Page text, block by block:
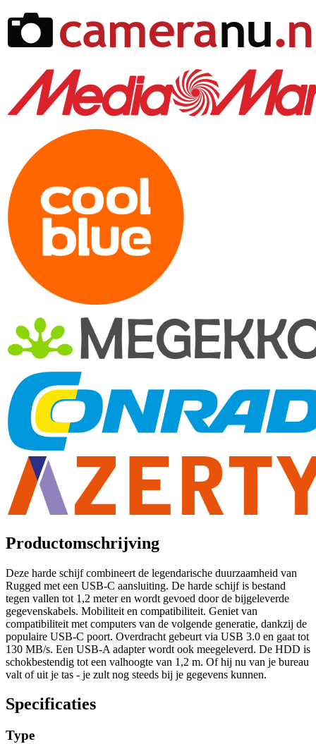
Productomschrijving
Deze harde schijf combineert de legendarische duurzaamheid van
Rugged met een USB-C aansluiting. De harde schijf is bestand
tegen vallen tot 1,2 meter en wordt gevoed door de bijgeleverde
gegevenskabels. Mobiliteit en compatibiliteit. Geniet van
compatibiliteit met computers van de volgende generatie, dankzij de
populaire USB-C poort. Overdracht gebeurt via USB 3.0 en gaat tot
130 MB/s. Een USB-A adapter wordt ook meegeleverd. De HDD is
schokbestendig tot een valhoogte van 1,2 m. Of hij nu van je bureau
valt of uit je tas - je zult nog steeds bij je gegevens kunnen.
Specificaties
Type